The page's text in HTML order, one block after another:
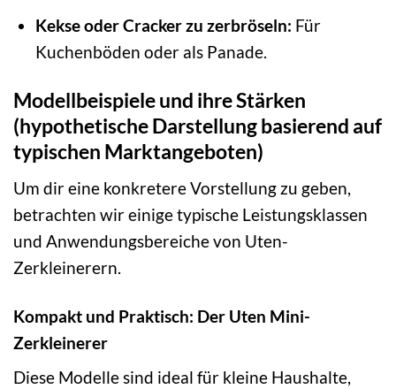
Kekse oder Cracker zu zerbröseln: Für
Kuchenböden oder als Panade.
Modellbeispiele und ihre Stärken
(hypothetische Darstellung basierend auf
typischen Marktangeboten)
Um dir eine konkretere Vorstellung zu geben,
betrachten wir einige typische Leistungsklassen
und Anwendungsbereiche von Uten-
Zerkleinerern.
Kompakt und Praktisch: Der Uten Mini-
Zerkleinerer
Diese Modelle sind ideal für kleine Haushalte,